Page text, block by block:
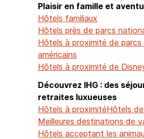
Plaisir en famille et
Hôtels familiaux
Hôtels près de parcs
Hôtels à proximité de
américains
Hôtels à proximité de
Découvrez IHG : des
retraites luxueuses
Hôtels à proximitéHôtels
Meilleures destinations de
Hôtels acceptant les